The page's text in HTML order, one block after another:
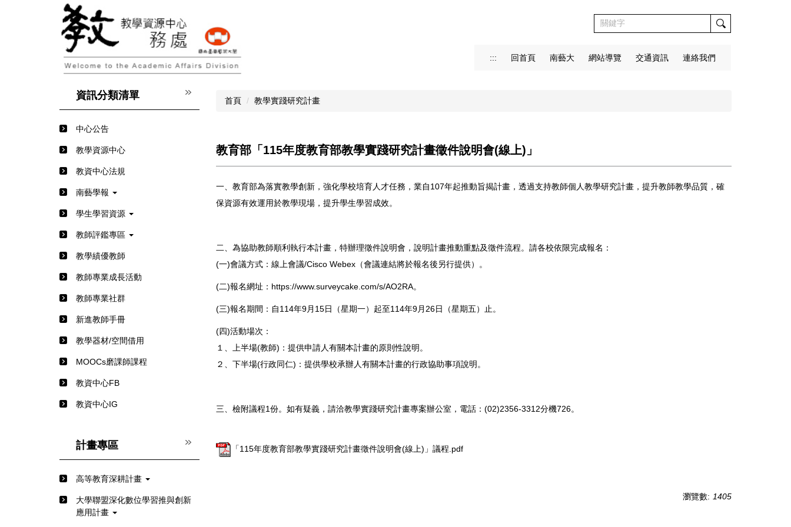
::: 回首頁 南藝大 網站導覽 交通資訊 連絡我們
資訊分類清單
中心公告
教學資源中心
教資中心法規
南藝學報
學生學習資源
教師評鑑專區
教學績優教師
教師專業成長活動
教師專業社群
新進教師手冊
教學器材/空間借用
MOOCs磨課師課程
教資中心FB
教資中心IG
計畫專區
高等教育深耕計畫
⼤學聯盟深化數位學習推與創新
應⽤計畫
首頁 教學實踐研究計畫
教育部「115年度教育部教學實踐研究計畫徵件說明會(線上)」
一、教育部為落實教學創新，強化學校培育人才任務，業自107年起推動旨揭計畫，透過支持教師個人教學研究計畫，提升教師教學品質，確
保資源有效運用於教學現場，提升學生學習成效。
二、為協助教師順利執行本計畫，特辦理徵件說明會，說明計畫推動重點及徵件流程。請各校依限完成報名：
(一)會議方式：線上會議/Cisco Webex（會議連結將於報名後另行提供）。
(二)報名網址： https://www.surveycake.com/s/AO2RA。
(三)報名期間：自114年9月15日（星期一）起至114年9月26日（星期五）止。
(四)活動場次：
１、上半場(教師)：提供申請人有關本計畫的原則性說明。
２、下半場(行政同仁)：提供學校承辦人有關本計畫的行政協助事項說明。
三、檢附議程1份。如有疑義，請洽教學實踐研究計畫專案辦公室，電話：(02)2356-3312分機726。
「115年度教育部教學實踐研究計畫徵件說明會(線上)」議程.pdf
瀏覽數: 1405